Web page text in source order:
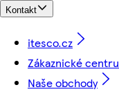
Kontakt
itesco.cz
Zákaznické
Naše obchody